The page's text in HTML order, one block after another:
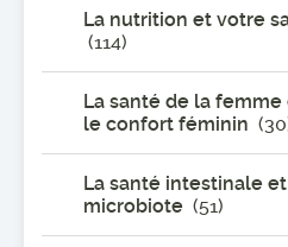
La nutrition et votre
(114)
La santé de la femme
le confort féminin
La santé intestinale
microbiote (51)